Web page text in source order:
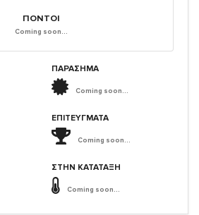
ΠΌΝΤΟΙ
Coming soon...
ΠΑΡΑΣΗΜΑ
Coming soon...
ΕΠΙΤΕΎΓΜΑΤΑ
Coming soon...
ΣΤΗΝ ΚΑΤΆΤΑΞΗ
Coming soon...